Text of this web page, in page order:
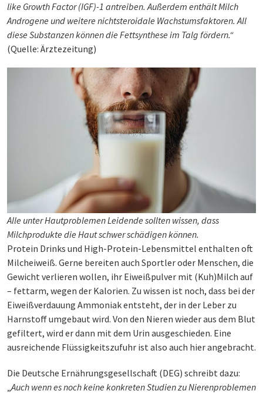
like Growth Factor (IGF)-1 antreiben. Außerdem enthält Milch
Androgene und weitere nichtsteroidale Wachstumsfaktoren. All
diese Substanzen können die Fettsynthese im Talg fördern.“
(Quelle: Ärztezeitung)
Alle unter Hautproblemen Leidende sollten wissen, dass
Milchprodukte die Haut schwer schädigen können.
Protein Drinks und High-Protein-Lebensmittel enthalten oft
Milcheiweiß. Gerne bereiten auch Sportler oder Menschen, die
Gewicht verlieren wollen, ihr Eiweißpulver mit (Kuh)Milch auf
– fettarm, wegen der Kalorien. Zu wissen ist noch, dass bei der
Eiweißverdauung Ammoniak entsteht, der in der Leber zu
Harnstoff umgebaut wird. Von den Nieren wieder aus dem Blut
gefiltert, wird er dann mit dem Urin ausgeschieden. Eine
ausreichende Flüssigkeitszufuhr ist also auch hier angebracht.
Die Deutsche Ernährungsgesellschaft (DEG) schreibt dazu:
Auch wenn es noch keine konkreten Studien zu Nierenproblemen